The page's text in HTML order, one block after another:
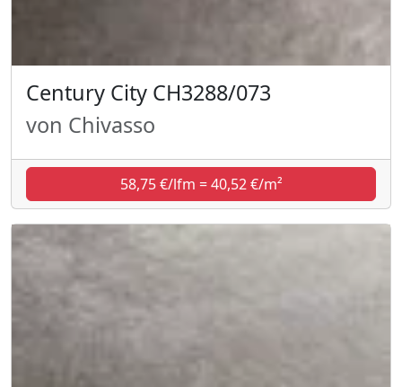
Century City CH3288/073
von Chivasso
58,75 €/lfm = 40,52 €/m²